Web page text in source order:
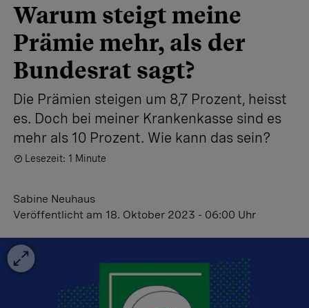
Warum steigt meine
Prämie mehr, als der
Bundesrat sagt?
Die Prämien steigen um 8,7 Prozent, heisst
es. Doch bei meiner Krankenkasse sind es
mehr als 10 Prozent. Wie kann das sein?
Lesezeit: 1 Minute
Sabine Neuhaus
Veröffentlicht am 18. Oktober 2023 - 06:00 Uhr